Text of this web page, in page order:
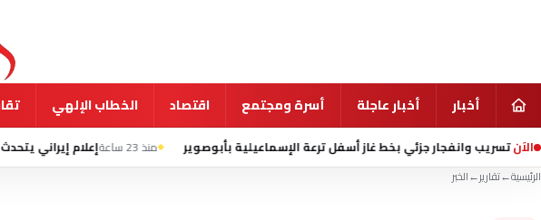
أخبار أخبار عاجلة أسرة ومجتمع اقتصاد الخطاب الإلهي
الآنبخط غاز أسفل ترعة الإسماعيلية بأبوصوير منذ 23 ساعة إعلام إيراني يتحدث عن حريق بناقلة
الرئيسية←تقارير←الخبر